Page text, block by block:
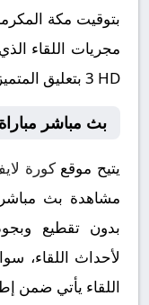
بتوقيت مكة
3 HD بتعليق المتميز .
بث مباشر
يتيح موقعكورة
مشاهدة بث مباشر
بدون تقطيع
لأحداث اللقاء،
اللقاء يأتي ضمن